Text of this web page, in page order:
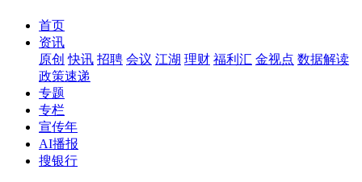
首页
资讯
原创 快讯 招聘 会议 江湖 理财 福利汇 金视点 数据解读
政策速递
专题
专栏
宣传年
AI播报
搜银行